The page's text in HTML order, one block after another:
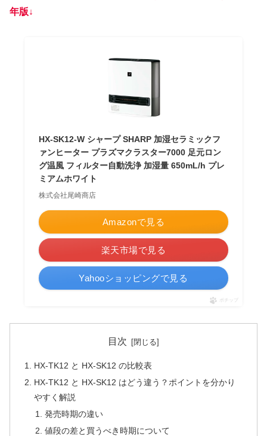
年版↓
HX-SK12-W シャープ SHARP 加湿セラミックフ
ァンヒーター プラズマクラスター7000 足元ロン
グ温風 フィルター自動洗浄 加湿量 650mL/h プレ
ミアムホワイト
株式会社尾崎商店
Amazonで見る
楽天市場で見る
Yahooショッピングで見る
ポチップ
目次
HX-TK12 と HX-SK12 の比較表
HX-TK12 と HX-SK12 はどう違う？ポイントを分かり
やすく解説
発売時期の違い
値段の差と買うべき時期について